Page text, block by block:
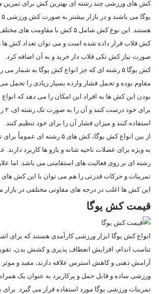
کش های ورزشی چند رشته ای بهترین کش برای تمرین
هستند. این نوع کش شامل ۵ کش با
کش قلاب قرار داده شده است و می توان تعداد کش ها را
صورت نیاز کش تکی قلاب دار خرید و به آن اضافه کرد.
کش یوگا ۵ رشته ای که جز انواع کش یوگا به شمار
بودن این کش ها به افراد این امکان را می دهد که انواع
استفاده کنند و میزان فشار آن را برای خود تنظیم کنند.
از بین انواع کش یوگا، کش های ۵ رشته
رشته ای بر روی فعالیت های استقامتی می باشد. اما
تمرینات و حرکات قدرتی را هم می توان با این کش های
این کش‌ ها اغلب در درجه‌ های مقاوتی مختلفی در بازار
قیمت کش یوگا
انواع کش یوگا ابزار ورزشی کارآمدی هستند که برای
تناسب اندام، افزایش انعطاف پذیری و کشش بدن،
آرامش ذهنی و کاهش استرس علاقه دارند، مفید و موثر
ورزشی ساده و قابل حمل و پرکاربرد به عنوان یک
تمرینات ورزشی یوگا مورد استفاده قرار می‌ گیرد. برای